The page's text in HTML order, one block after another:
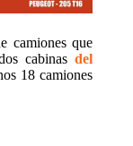
camiones que
cabinasdel
18 camiones